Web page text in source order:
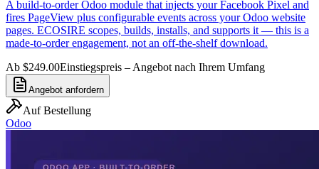
A build-to-order Odoo module that injects your Facebook Pixel and
fires PageView plus configurable events across your Odoo website
pages. ECOSIRE scopes, builds, installs, and supports it — this is a
made-to-order engagement, not an off-the-shelf download.
Ab $249.00Einstiegspreis – Angebot nach Ihrem Umfang
Angebot anfordern
Auf Bestellung
Odoo